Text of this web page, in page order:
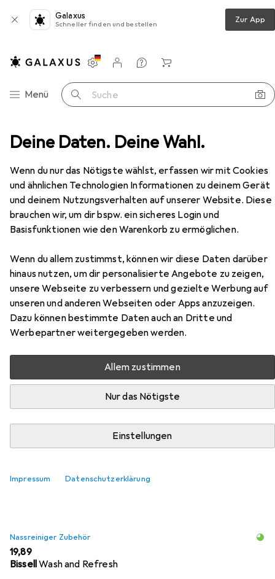
Deine Daten. Deine Wahl.
Wenn du nur das Nötigste wählst, erfassen wir mit Cookies
und ähnlichen Technologien Informationen zu deinem Gerät
und deinem Nutzungsverhalten auf unserer Website. Diese
brauchen wir, um dir bspw. ein sicheres Login und
Basisfunktionen wie den Warenkorb zu ermöglichen.
Wenn du allem zustimmst, können wir diese Daten darüber
hinaus nutzen, um dir personalisierte Angebote zu zeigen,
unsere Webseite zu verbessern und gezielte Werbung auf
unseren und anderen Webseiten oder Apps anzuzeigen.
Dazu können bestimmte Daten auch an Dritte und
Werbepartner weitergegeben werden.
Allem zustimmen
Nur das Nötigste
Einstellungen
Impressum Datenschutzerklärung
Galaxus
Schneller finden und bestellen Zur App
Navigation nach Kategorien
Menü Suche
Einstellungen
Kundenkonto
Vergleichslisten
Merklisten
Warenkorb
Snapstyle Feinschlingen Velour Läufer Teppich Strong
EUR
39,90
SnapstyleFeinschlingen Velour Läufer
Teppich Strong
Zubehör für Snapstyle
Feinschlingen Velour Läufer
Teppich Strong
Hier findest du passendes Zubehör zum Produkt
den Kategorien Nassreiniger Zubehör und
Reinigungsmittel.
Beliebt Nassreiniger Zubehör Reinigungsmittel
Produktliste
Nassreiniger Zubehör
EUR
19,89
BissellWash and Refresh